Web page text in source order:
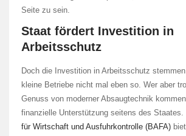
Seite zu sein.
Staat fördert Investition in
Arbeitsschutz
Doch die Investition in Arbeitsschutz
kleine Betriebe nicht mal eben so. Wer aber
Genuss von moderner Absaugtechnik
finanzielle Unterstützung seitens des Staates.
für Wirtschaft und Ausfuhrkontrolle (BAFA)